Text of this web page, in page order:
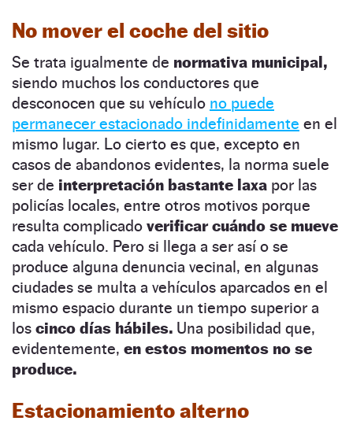
No mover el coche del sitio
Se trata igualmente de normativa municipal,
siendo muchos los conductores que
desconocen que su vehículo no puede
permanecer estacionado indefinidamente en el
mismo lugar. Lo cierto es que, excepto en
casos de abandonos evidentes, la norma suele
ser de interpretación bastante laxa por las
policías locales, entre otros motivos porque
resulta complicado verificar cuándo se mueve
cada vehículo. Pero si llega a ser así o se
produce alguna denuncia vecinal, en algunas
ciudades se multa a vehículos aparcados en el
mismo espacio durante un tiempo superior a
los cinco días hábiles. Una posibilidad que,
evidentemente, en estos momentos no se
produce.
Estacionamiento alterno